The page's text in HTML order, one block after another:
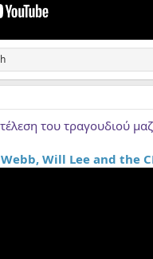
του τραγουδιού
Will Lee and the